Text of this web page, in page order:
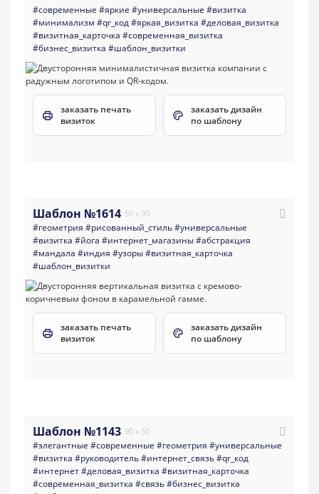
#современные #яркие #универсальные #визитка
#минимализм #qr_код#яркая_визитка #деловая_визитка
#визитная_карточка #современная_визитка
#бизнес_визитка #шаблон_визитки
заказать печать
визиток
заказать дизайн
по шаблону
Шаблон №1614 50 x 90
#геометрия #рисованный_стиль#универсальные
#визитка #йога #интернет_магазины#абстракция
#мандала #индия #узоры#визитная_карточка
#шаблон_визитки
заказать печать
визиток
заказать дизайн
по шаблону
Шаблон №1143 90 x 50
#элегантные #современные #геометрия #универсальные
#визитка #руководитель#интернет_связь#qr_код
#интернет#деловая_визитка #визитная_карточка
#современная_визитка #связь#бизнес_визитка